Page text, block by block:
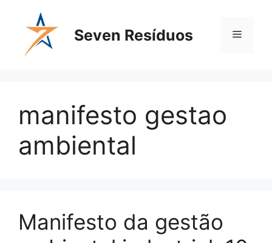
Seven Resíduos
manifesto gestao
ambiental
Manifesto da gestão